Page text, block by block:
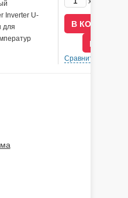
Inverter U-
для
В
Сравнить